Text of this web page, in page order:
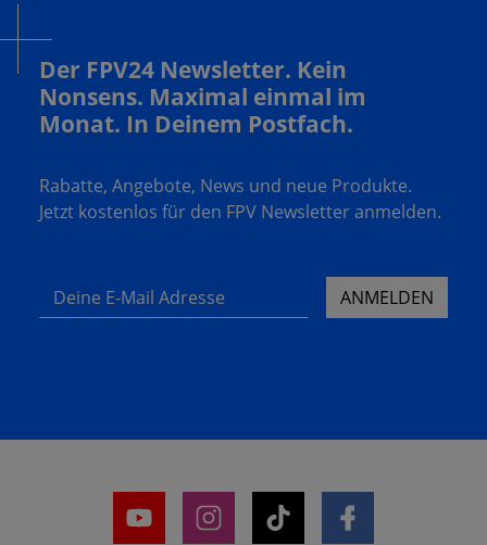
Der FPV24 Newsletter. Kein
Nonsens. Maximal einmal im
Monat. In Deinem Postfach.
Rabatte, Angebote, News und neue Produkte.
Jetzt kostenlos für den FPV Newsletter anmelden.
Deine E-Mail Adresse ANMELDEN